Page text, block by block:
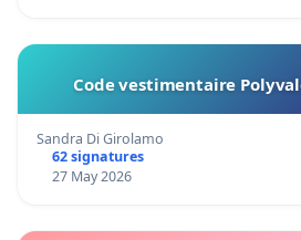
Code vestimentaire
Sandra Di Girolamo
62 signatures
27 May 2026